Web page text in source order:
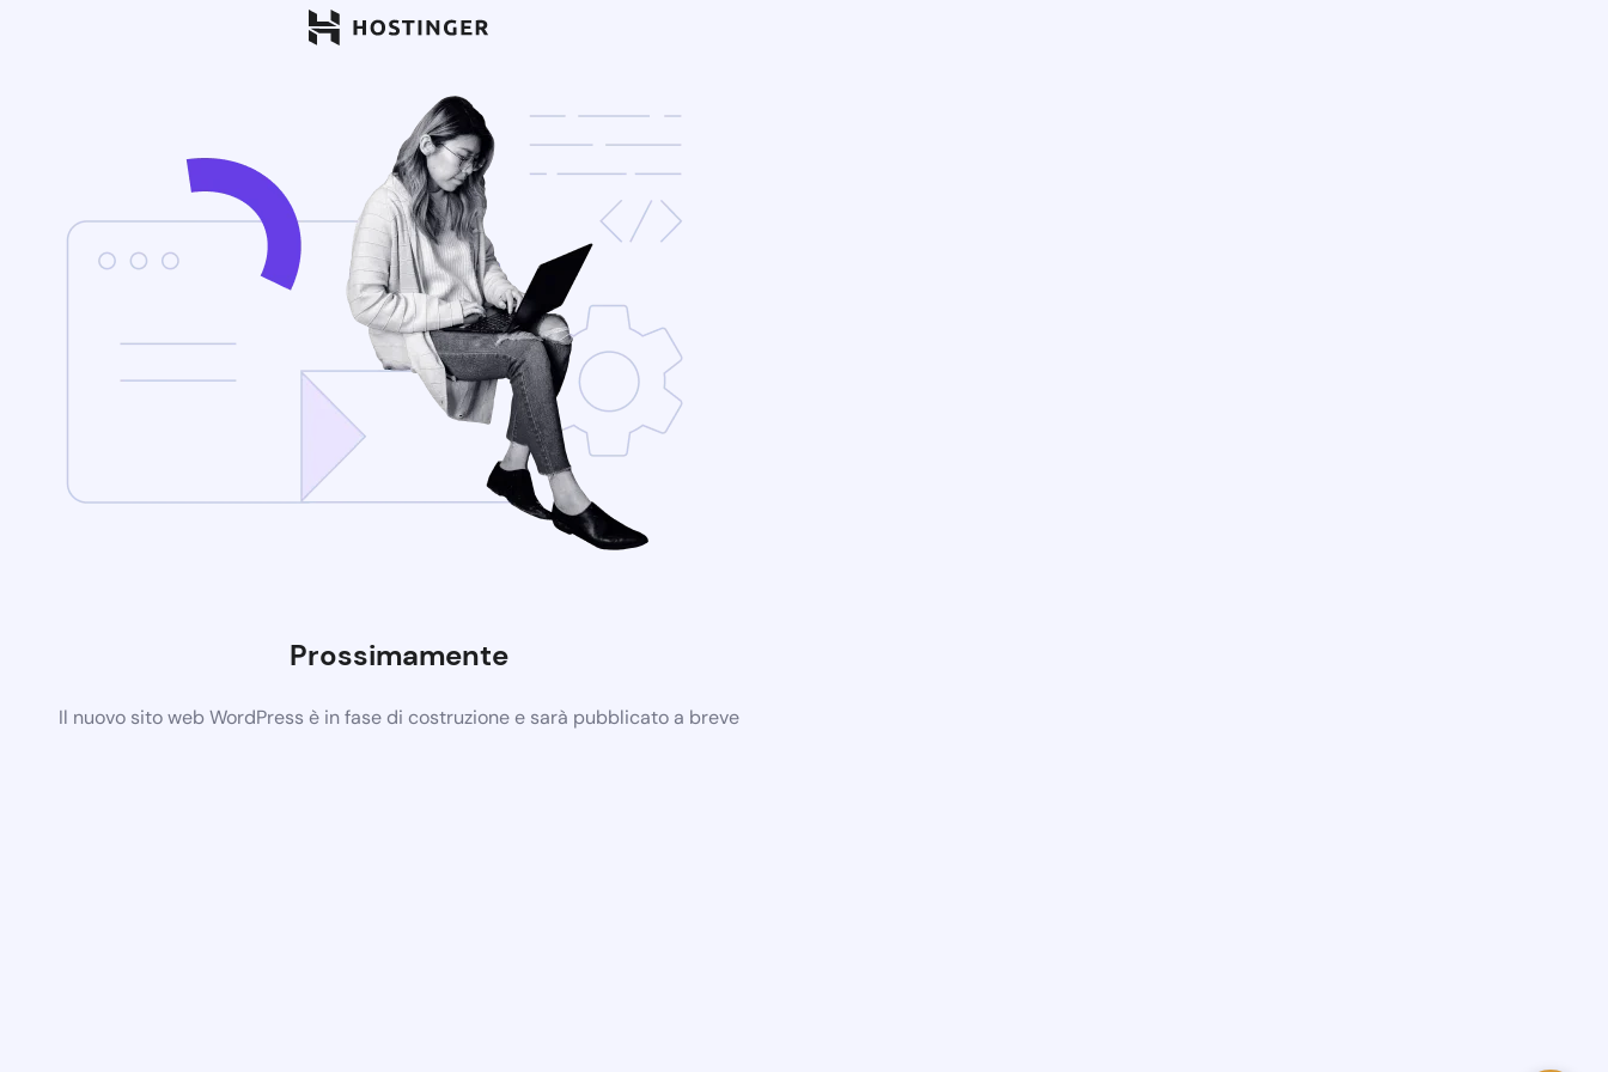
Prossimamente
Il nuovo sito web WordPress è in fase di costruzione e sarà pubblicato a breve